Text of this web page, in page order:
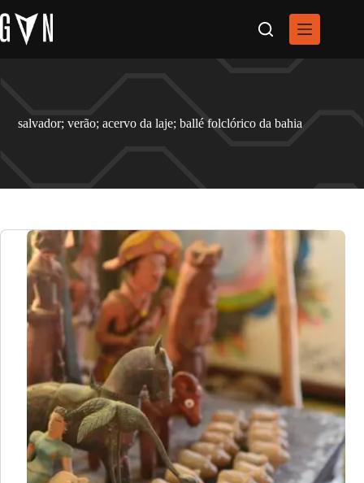
para
o
conteúdo
salvador; verão; acervo da laje; ballé folclórico da bahia